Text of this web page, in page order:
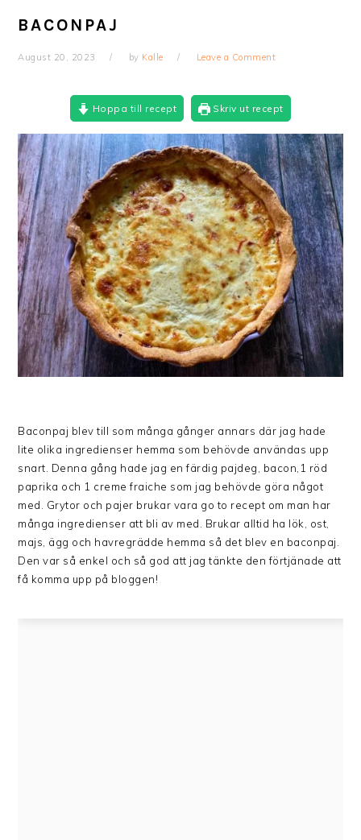
BACONPAJ
August 20, 2023 by Kalle Leave a Comment
Hoppa till recept Skriv ut recept
Baconpaj blev till som många gånger annars där jag hade
lite olika ingredienser hemma som behövde användas upp
snart. Denna gång hade jag en färdig pajdeg, bacon,1 röd
paprika och 1 creme fraiche som jag behövde göra något
med. Grytor och pajer brukar vara go to recept om man har
många ingredienser att bli av med. Brukar alltid ha lök, ost,
majs, ägg och havregrädde hemma så det blev en baconpaj.
Den var så enkel och så god att jag tänkte den förtjänade att
få komma upp på bloggen!